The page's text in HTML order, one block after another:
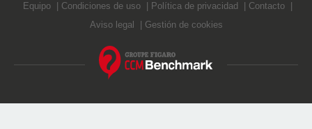
Equipo Condiciones de uso Política de privacidad
Contacto
Aviso legal
Gestión de cookies